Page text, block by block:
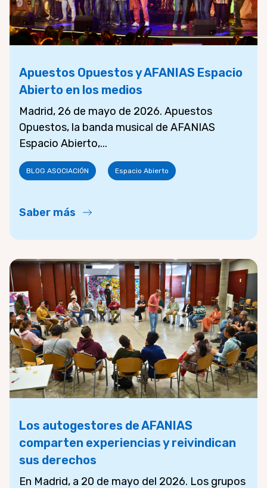
Apuestos Opuestos y AFANIAS Espacio
Abierto en los medios
Madrid, 26 de mayo de 2026. Apuestos
Opuestos, la banda musical de AFANIAS
Espacio Abierto,...
BLOG ASOCIACIÓN Espacio Abierto
Saber más
Los autogestores de AFANIAS
comparten experiencias y reivindican
sus derechos
En Madrid, a 20 de mayo del 2026. Los grupos